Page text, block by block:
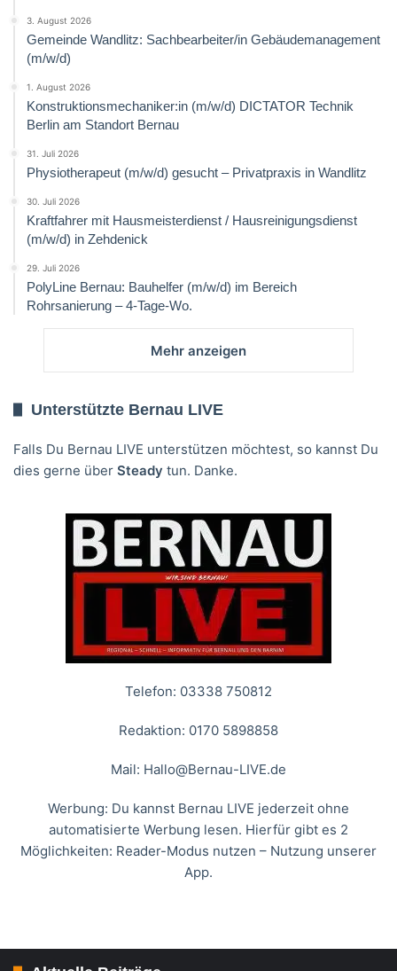
3. August 2026
Gemeinde Wandlitz: Sachbearbeiter/in Gebäudemanagement
(m/w/d)
1. August 2026
Konstruktionsmechaniker:in (m/w/d) DICTATOR Technik
Berlin am Standort Bernau
31. Juli 2026
Physiotherapeut (m/w/d) gesucht – Privatpraxis in Wandlitz
30. Juli 2026
Kraftfahrer mit Hausmeisterdienst / Hausreinigungsdienst
(m/w/d) in Zehdenick
29. Juli 2026
PolyLine Bernau: Bauhelfer (m/w/d) im Bereich
Rohrsanierung – 4-Tage-Wo.
Mehr anzeigen
Unterstützte Bernau LIVE
Falls Du Bernau LIVE unterstützen möchtest, so kannst Du
dies gerne über Steady tun. Danke.
Telefon: 03338 750812
Redaktion: 0170 5898858
Mail: Hallo@Bernau-LIVE.de
Werbung: Du kannst Bernau LIVE jederzeit ohne
automatisierte Werbung lesen. Hierfür gibt es 2
Möglichkeiten: Reader-Modus nutzen – Nutzung unserer
App.